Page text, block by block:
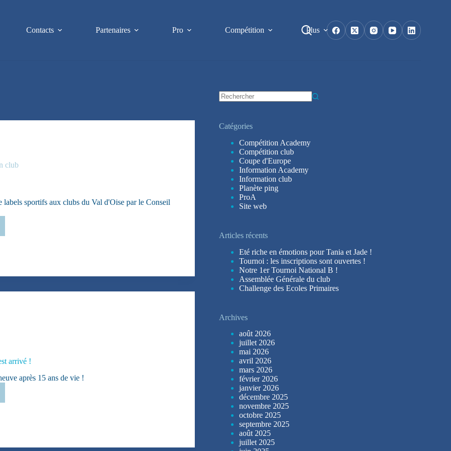
Contacts Partenaires Pro Compétition Plus
club
labels sportifs aux clubs du Val d'Oise par le Conseil
arrivé !
après 15 ans de vie !
Catégories
Compétition Academy
Compétition club
Coupe d'Europe
Information Academy
Information club
Planète ping
ProA
Site web
Articles récents
Eté riche en émotions pour Tania et Jade !
Tournoi : les inscriptions sont ouvertes !
Notre 1er Tournoi National B !
Assemblée Générale du club
Challenge des Ecoles Primaires
Archives
août 2026
juillet 2026
mai 2026
avril 2026
mars 2026
février 2026
janvier 2026
décembre 2025
novembre 2025
octobre 2025
septembre 2025
août 2025
juillet 2025